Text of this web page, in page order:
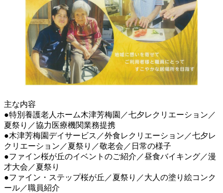
主な内容
●特別養護老人ホーム木津芳梅園／七夕レクリエーション／
夏祭り／協力医療機関業務提携
●木津芳梅園デイサービス／外食レクリエーション／七夕レ
クリエーション／夏祭り／敬老会／日常の様子
●ファイン桜が丘のイベントのご紹介／昼食バイキング／漫
才大会／夏祭り
●ファイン・ステップ桜が丘／夏祭り／大人の塗り絵コンク
ール／職員紹介